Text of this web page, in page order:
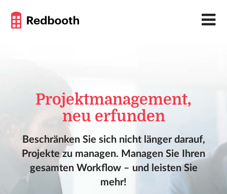
Projektmanagement,
neu erfunden
Beschränken Sie sich nicht länger darauf,
Projekte zu managen. Managen Sie Ihren
gesamten Workflow – und leisten Sie
mehr!